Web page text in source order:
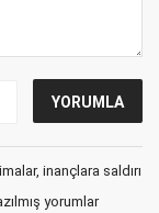
inançlara saldırı
yorumlar